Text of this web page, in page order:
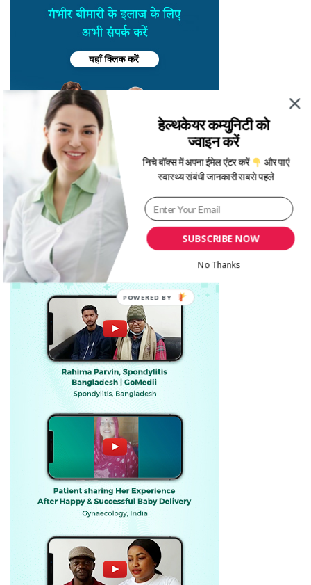
SUBSCRIBE NOW
हेल्थकेयर कम्युनिटी को
ज्वाइन करें
निचे बॉक्स में अपना ईमेल एंटर करें और पाएं
स्वास्थ्य संबंधी जानकारी सबसे पहले
No Thanks
POWERED BY